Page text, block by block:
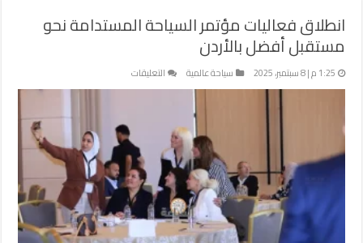
انطلاق فعاليات مؤتمر السياحة المستدامة نحو
مستقبل أفضل بالأردن
1:25 م | 8 سبتمبر، 2025 سياحة عالمية التعليقات
انطلاق
مؤتمر
السياحة
المستدامة
نحو
مستقبل
أفضل
بالأردن
مغلقة